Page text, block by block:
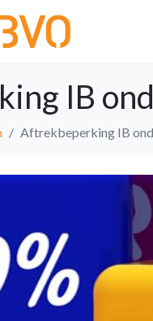
IB
Aftrekbeperking IB